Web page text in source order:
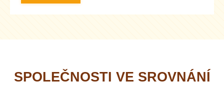
SPOLEČNOSTI VE SROVNÁNÍ